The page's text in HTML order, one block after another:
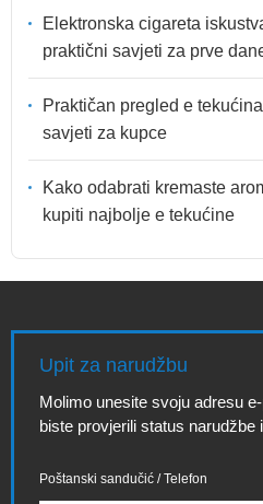
Elektronska cigareta
praktični savjeti za prve
Praktičan pregled e
savjeti za kupce
Kako odabrati kremaste
kupiti najbolje e tekućine
Upit za narudžbu
Molimo unesite svoju adresu
biste provjerili status narudžbe
Poštanski sandučić / Telefon